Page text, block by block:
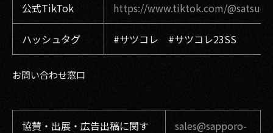
公式TikTok https://www.tiktok.com/
ハッシュタグ #サツコレ #サツコレ23SS
お問い合わせ窓口
協賛・出展・広告出稿に関す
sales@sapporo-